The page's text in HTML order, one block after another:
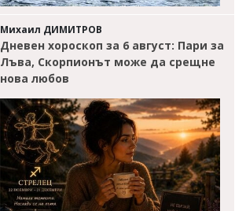
Михаил ДИМИТРОВ
Дневен хороскоп за 6 август: Пари за
Лъва, Скорпионът може да срещне
нова любов